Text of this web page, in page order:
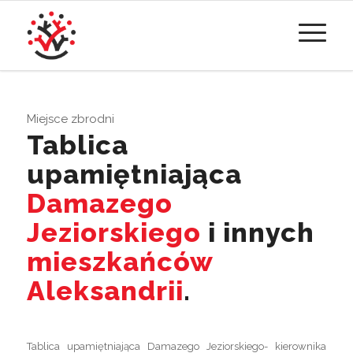
Miejsce zbrodni
Tablica
upamiętniająca
Damazego
Jeziorskiego i innych
mieszkańców
Aleksandrii.
Tablica upamiętniająca Damazego Jeziorskiego- kierownika